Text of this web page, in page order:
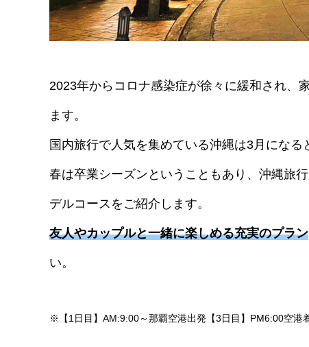
2023年からコロナ感染症が徐々に緩和され、
ます。
国内旅行で人気を集めている沖縄は3月になる
春は卒業シーズンということもあり、沖縄旅
デルコースをご紹介します。
友人やカップルと一緒に楽しめる充実のプラン
い。
※ 【1 日目】 AM:9:00～那覇空港出発【3日目】 PM6:00空港